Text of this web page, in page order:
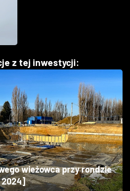
z tej inwestycji:
wieżowca przy rondzie